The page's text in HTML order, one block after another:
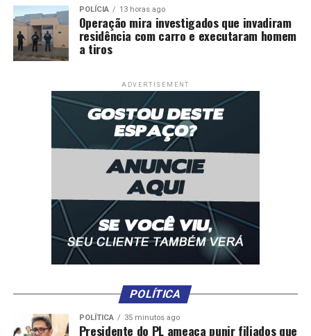
POLÍCIA 13 horas ago
Operação mira investigados que invadiram
residência com carro e executaram homem
a tiros
ADVERTISEMENT
POLÍTICA
POLÍTICA 35 minutos ago
Presidente do PL ameaça punir filiados que